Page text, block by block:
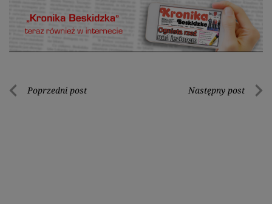
Nawigacja
Poprzedni post Następny post